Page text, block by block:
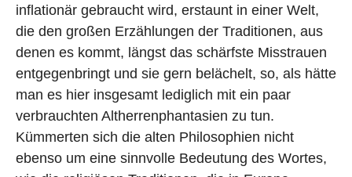
inflationär gebraucht wird, erstaunt in einer Welt,
die den großen Erzählungen der Traditionen, aus
denen es kommt, längst das schärfste Misstrauen
entgegenbringt und sie gern belächelt, so, als hätte
man es hier insgesamt lediglich mit ein paar
verbrauchten Altherrenphantasien zu tun.
Kümmerten sich die alten Philosophien nicht
ebenso um eine sinnvolle Bedeutung des Wortes,